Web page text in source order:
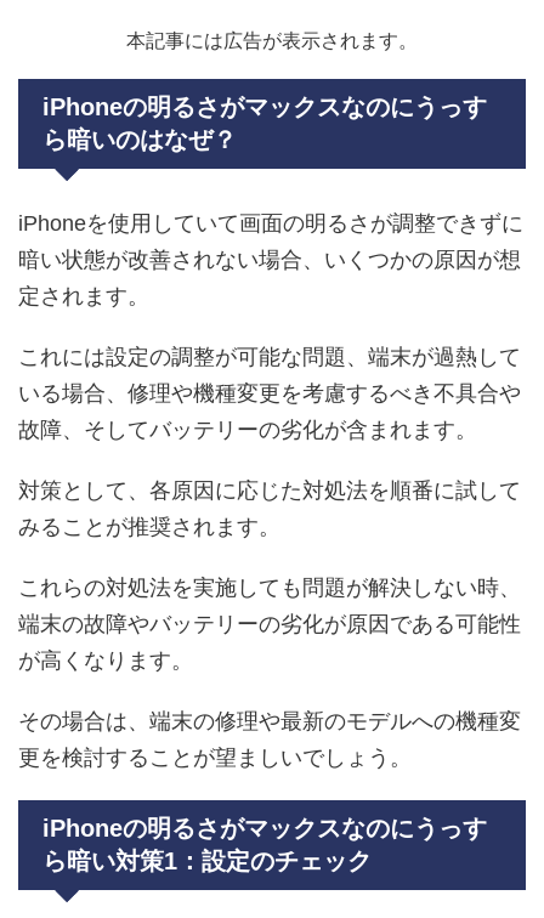
本記事には広告が表示されます。
iPhoneの明るさがマックスなのにうっす
ら暗いのはなぜ？
iPhoneを使用していて画面の明るさが調整できずに
暗い状態が改善されない場合、いくつかの原因が想
定されます。
これには設定の調整が可能な問題、端末が過熱して
いる場合、修理や機種変更を考慮するべき不具合や
故障、そしてバッテリーの劣化が含まれます。
対策として、各原因に応じた対処法を順番に試して
みることが推奨されます。
これらの対処法を実施しても問題が解決しない時、
端末の故障やバッテリーの劣化が原因である可能性
が高くなります。
その場合は、端末の修理や最新のモデルへの機種変
更を検討することが望ましいでしょう。
iPhoneの明るさがマックスなのにうっす
ら暗い対策1：設定のチェック